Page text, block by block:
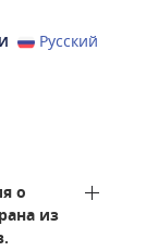
Русский
о
из